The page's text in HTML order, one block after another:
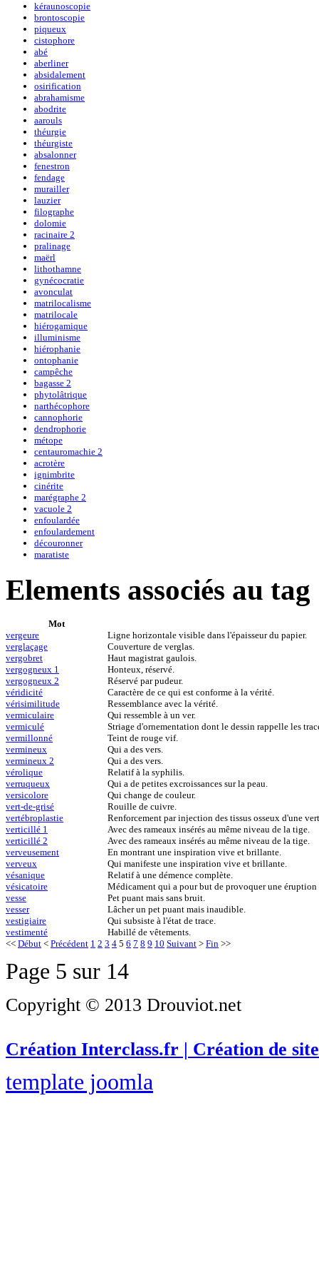
kéraunoscopie
brontoscopie
piqueux
cistophore
abé
aberliner
absidalement
osirification
abrahamisme
abodrite
aarouls
théurgie
théurgiste
absalonner
fenestron
fendage
murailler
lauzier
filographe
dolomie
racinaire 2
pralinage
maërl
lithothamne
gynécocratie
avonculat
matrilocalisme
matrilocale
hiérogamique
illuminisme
hiérophanie
ontophanie
campêche
bagasse 2
phytolâtrique
narthécophore
cannophorie
dendrophorie
métope
centauromachie 2
acrotère
ignimbrite
cinérite
marégraphe 2
vacuole 2
enfoulardée
enfoulardement
découronner
maratiste
Elements associés au
Mot
vergeure
Ligne horizontale visible dans l'épaisseur du papier.
verglaçage
Couverture de verglas.
vergobret
Haut magistrat gaulois.
vergogneux 1
Honteux, réservé.
vergogneux 2
Réservé par pudeur.
véridicité
Caractère de ce qui est conforme à la vérité.
vérisimilitude
Ressemblance avec la vérité.
vermiculaire
Qui ressemble à un ver.
vermiculé
Striage d'ornementation dont le dessin rappelle les
vermillonné
Teint de rouge vif.
vermineux
Qui a des vers.
vermineux 2
Qui a des vers.
vérolique
Relatif à la syphilis.
verruqueux
Qui a de petites excroissances sur la peau.
versicolore
Qui change de couleur.
vert-de-grisé
Rouille de cuivre.
vertébroplastie
Renforcement par injection des tissus osseux d'une
verticillé 1
Avec des rameaux insérés au même niveau de la tige.
verticillé 2
Avec des rameaux insérés au même niveau de la tige.
verveusement
En montrant une inspiration vive et brillante.
verveux
Qui manifeste une inspiration vive et brillante.
vésanique
Relatif à une démence complète.
vésicatoire
Médicament qui a pour but de provoquer une éruption
vesse
Pet puant mais sans bruit.
vesser
Lâcher un pet puant mais inaudible.
vestigiaire
Qui subsiste à l'état de trace.
vestimenté
Habillé de vêtements.
<< Début < Précédent 1 2 3 4 5 6 7 8 9 10 Suivant > Fin >>
Page 5 sur 14
Copyright © 2013 Drouviot.net
Création Interclass.fr | Création de
template joomla